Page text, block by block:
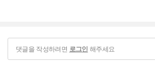
댓글을 작성하려면 로그인 해주세요